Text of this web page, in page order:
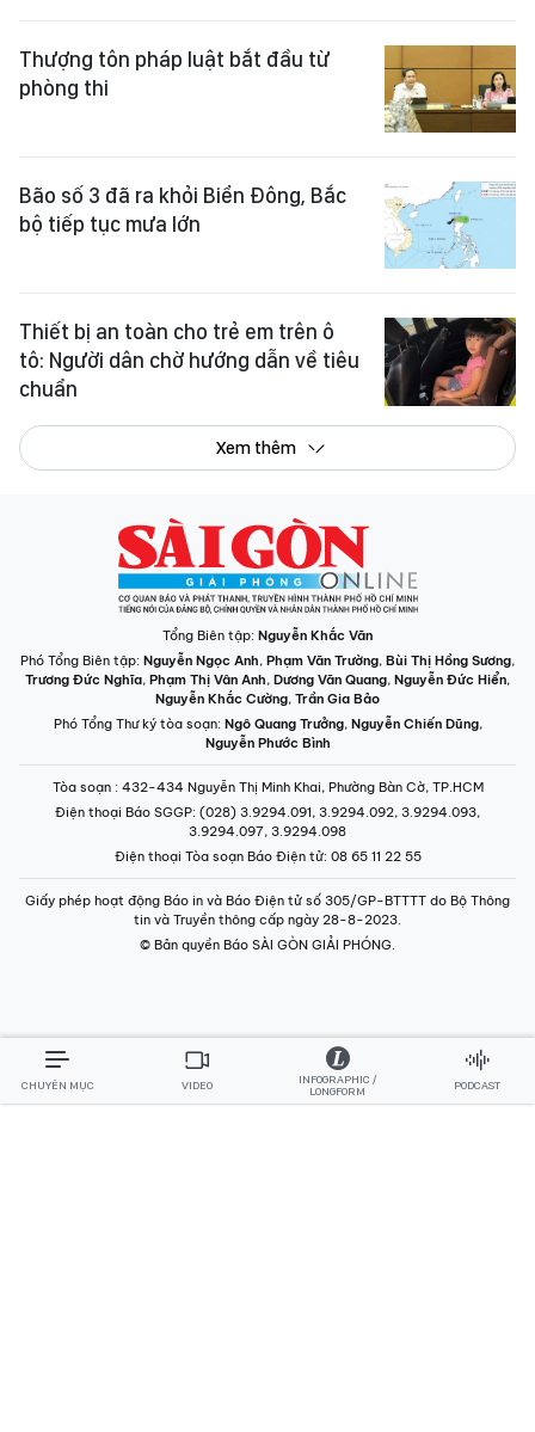
Thượng tôn pháp luật bắt đầu từ
phòng thi
Bão số 3 đã ra khỏi Biển Đông, Bắc
bộ tiếp tục mưa lớn
Thiết bị an toàn cho trẻ em trên ô
tô: Người dân chờ hướng dẫn về tiêu
chuẩn
Xem thêm
Tổng Biên tập: Nguyễn Khắc Văn
Phó Tổng Biên tập: Nguyễn Ngọc Anh, Phạm Văn Trường, Bùi Thị Hồng Sương,
Trương Đức Nghĩa, Phạm Thị Vân Anh, Dương Văn Quang, Nguyễn Đức Hiển,
Nguyễn Khắc Cường, Trần Gia Bảo
Phó Tổng Thư ký tòa soạn: Ngô Quang Trưởng, Nguyễn Chiến Dũng,
Nguyễn Phước Bình
Tòa soạn : 432-434 Nguyễn Thị Minh Khai, Phường Bàn Cờ, TP.HCM
Điện thoại Báo SGGP: (028) 3.9294.091, 3.9294.092, 3.9294.093,
3.9294.097, 3.9294.098
Điện thoại Tòa soạn Báo Điện tử: 08 65 11 22 55
Giấy phép hoạt động Báo in và Báo Điện tử số 305/GP-BTTTT do Bộ Thông
tin và Truyền thông cấp ngày 28-8-2023.
© Bản quyền Báo SÀI GÒN GIẢI PHÓNG.
CHUYÊN MỤC VIDEO
INFOGRAPHIC /
LONGFORM
PODCAST